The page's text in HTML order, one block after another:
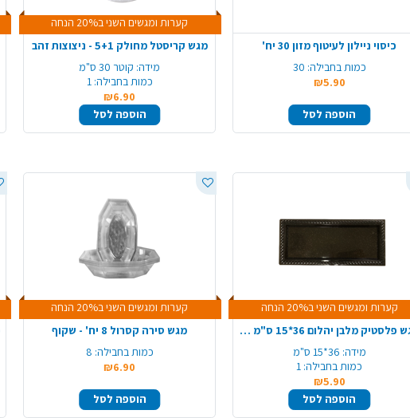
כיסוי ניילון לעיטוף מזון 30 יח'
כמות בחבילה: 30
₪5.90
הוספה לסל
קערות ומגשים השני ב20% הנחה
מגש קריסטל מחולק 5+1 - ניצוצות זהב
מידה: קוטר 30 ס"מ
כמות בחבילה: 1
₪6.90
הוספה לסל
קערות ומגשים השני ב20% הנחה
מגש פלסטיק מלבן יהלום 36*15 ס"מ - שחור זהב
מידה: 36*15 ס"מ
כמות בחבילה: 1
₪5.90
הוספה לסל
קערות ומגשים השני ב20% הנחה
מגש סירה קסרול 8 יח' - שקוף
כמות בחבילה: 8
₪6.90
הוספה לסל